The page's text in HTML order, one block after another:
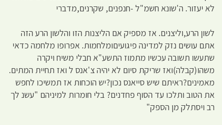
לא יעזור. ה'שונא חשמ"ל -חנפנים, שקרנים,מדברי
לשון הרע,וליצנים. אז מספיק אם הליצנות הזו והלשון הרע הזה
אתם עושים נזק למדינה פיגועיםומלחמות. אפרופו מלחמה כדאי
שתעשו תשובה עכשיו מתמוז התשע"א חבלי משיח ויקרה
משהו(קבלה)ואז שריקת סיום לא יהיה צ'אנס ל ואז תחיית המתים.
מאמינים?ראיתם שיש סייאנס נכון?יש הוכחות אז תמשיכו לחפש
את הטוב ותלכו עד הסוף פחדנים? בלי חומרות למיניהם "עשנ לך
רב ויסתלק מן הספק"